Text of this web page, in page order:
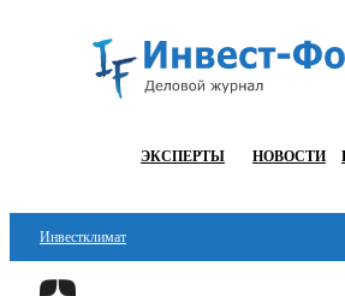
ЭКСПЕРТЫ НОВОСТИ
Инвестклимат
Финансы